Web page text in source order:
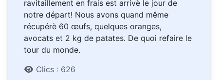
ravitaillement en frais est arrivè le jour de
notre départ! Nous avons quand même
récupérè 60 œufs, quelques oranges,
avocats et 2 kg de patates. De quoi refaire le
tour du monde.
DétailsClics : 626